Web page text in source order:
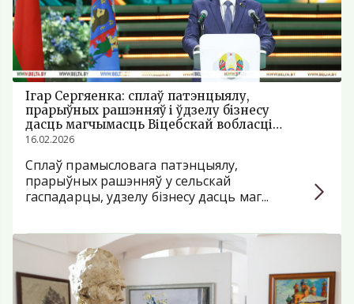
Ігар Сергяенка: сплаў патэнцыялу,
прарыўных рашэнняў і ўдзелу бізнесу
дасць магчымасць Віцебскай вобласці
зайграць новымі фарбамі
16.02.2026
Сплаў прамысловага патэнцыялу,
прарыўных рашэнняў у сельскай
гаспадарцы, удзелу бізнесу дасць маг...